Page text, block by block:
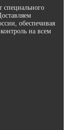
специального
обеспечивая
на всем